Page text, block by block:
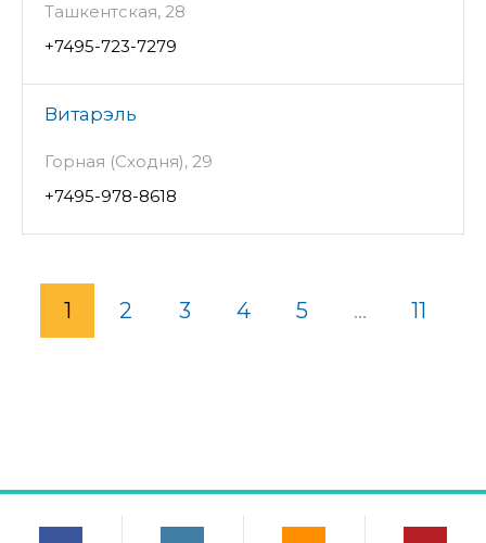
Ташкентская, 28
+7495-723-7279
Витарэль
Горная (Сходня), 29
+7495-978-8618
1 2 3 4 5 ... 11